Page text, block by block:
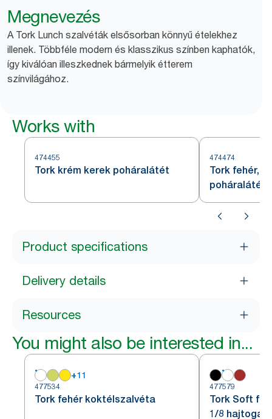
Megnevezés
A Tork Lunch szalvéták elsősorban könnyű ételekhez
illenek. Többféle modern és klasszikus színben kaphatók,
így kiválóan illeszkednek bármelyik étterem
színvilágához.
Works with
474455
Tork krém kerek poháralátét
474474
Tork fehér,
poháralátét
Product specifications
Delivery details
Resources
You might also be interested in...
+11
477534
Tork fehér koktélszalvéta
477579
Tork Soft
1/8